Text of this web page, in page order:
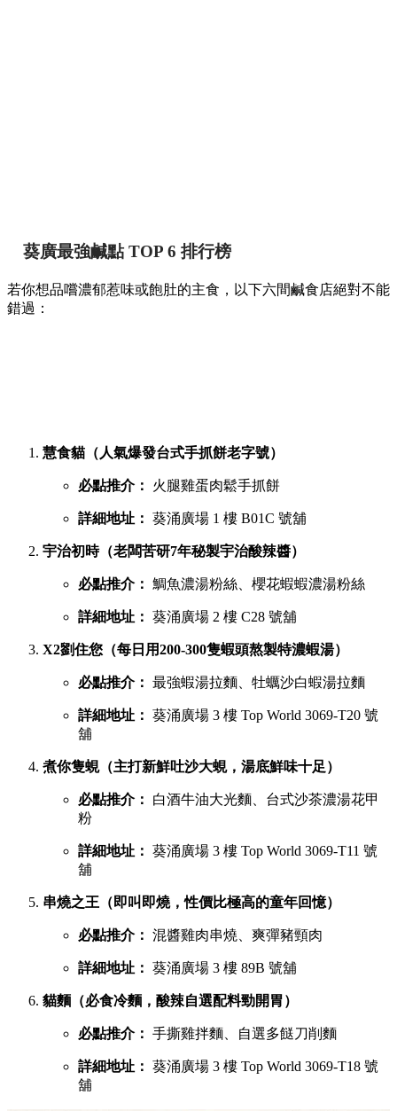
葵廣最強鹹點 TOP 6 排行榜
若你想品嚐濃郁惹味或飽肚的主食，以下六間鹹食店絕對不能
錯過：
慧食貓（人氣爆發台式手抓餅老字號）
必點推介： 火腿雞蛋肉鬆手抓餅
詳細地址： 葵涌廣場 1 樓 B01C 號舖
宇治初時（老闆苦研7年秘製宇治酸辣醬）
必點推介： 鯛魚濃湯粉絲、櫻花蝦蝦濃湯粉絲
詳細地址： 葵涌廣場 2 樓 C28 號舖
X2劉住您（每日用200-300隻蝦頭熬製特濃蝦湯）
必點推介： 最強蝦湯拉麵、牡蠣沙白蝦湯拉麵
詳細地址： 葵涌廣場 3 樓 Top World 3069-T20 號
舖
煮你隻蜆（主打新鮮吐沙大蜆，湯底鮮味十足）
必點推介：
白酒牛油大光麵、台式沙茶濃湯花甲
粉
詳細地址： 葵涌廣場 3 樓 Top World 3069-T11 號
舖
串燒之王（即叫即燒，性價比極高的童年回憶）
必點推介： 混醬雞肉串燒、爽彈豬頸肉
詳細地址： 葵涌廣場 3 樓 89B 號舖
貓麵（必食冷麵，酸辣自選配料勁開胃）
必點推介： 手撕雞拌麵、自選多餸刀削麵
詳細地址： 葵涌廣場 3 樓 Top World 3069-T18 號
舖